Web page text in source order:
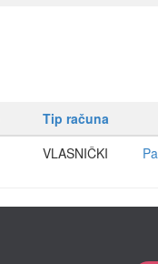
Tip računa
VLASNIČKI